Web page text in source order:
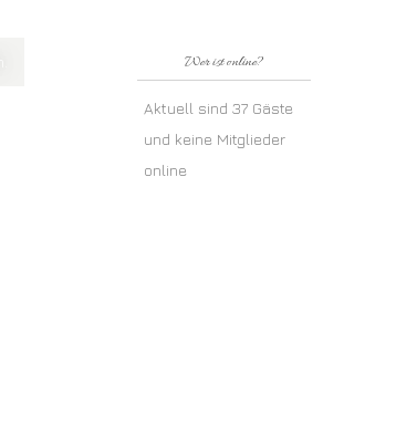
Wer ist online?
Aktuell sind 37 Gäste
und keine Mitglieder
online